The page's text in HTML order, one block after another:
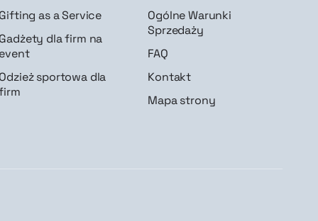
Gifting as a Service
Gadżety dla firm na
event
Odzież sportowa dla
Ogólne Warunki
Sprzedaży
FAQ
Kontakt
Mapa strony